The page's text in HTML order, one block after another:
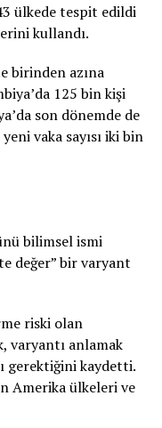
ülkede tespit edildi
kullandı.
birinden azına
125 bin kişi
son dönemde de
vaka sayısı iki bin
bilimsel ismi
değer” bir varyant
riski olan
varyantı anlamak
gerektiğini kaydetti.
Amerika ülkeleri ve